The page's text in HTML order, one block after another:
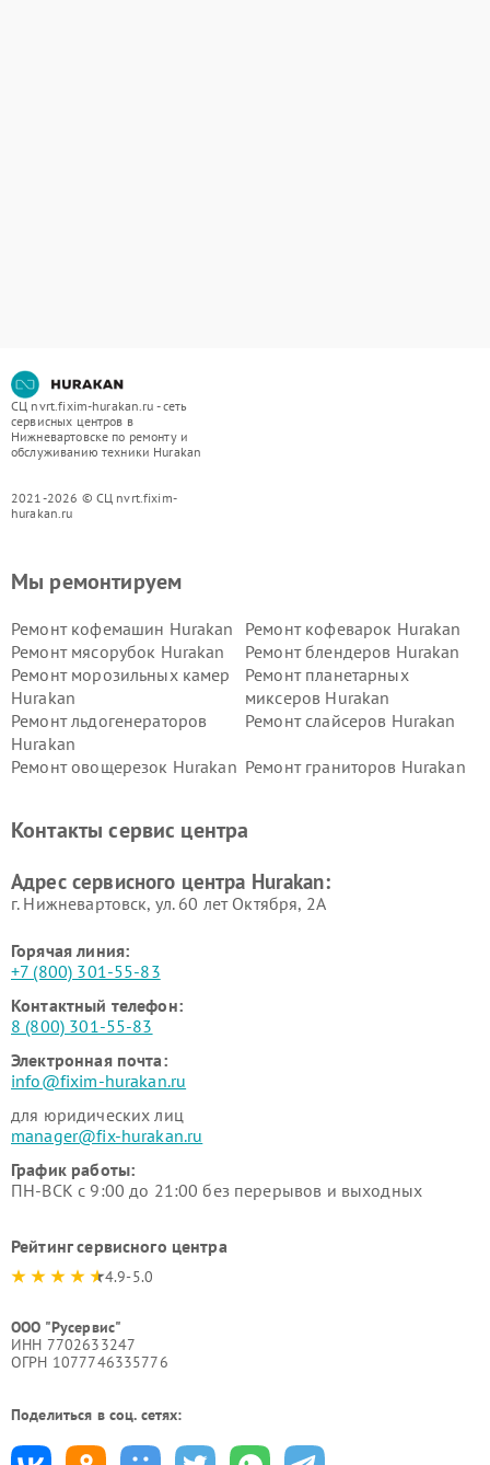
СЦ nvrt.fixim-hurakan.ru - сеть
сервисных центров в
Нижневартовске по ремонту и
обслуживанию техники Hurakan
2021-2026 © СЦ nvrt.fixim-
hurakan.ru
Мы ремонтируем
Ремонт кофемашин Hurakan
Ремонт кофеварок Hurakan
Ремонт мясорубок Hurakan
Ремонт блендеров Hurakan
Ремонт морозильных камер
Hurakan
Ремонт планетарных
миксеров Hurakan
Ремонт льдогенераторов
Hurakan
Ремонт слайсеров Hurakan
Ремонт овощерезок Hurakan Ремонт граниторов Hurakan
Hurakan
Контакты сервис центра
Адрес сервисного центра Hurakan:
г. Нижневартовск, ул. 60 лет Октября, 2А
Горячая линия:
+7 (800) 301-55-83
Контактный телефон:
8 (800) 301-55-83
Электронная почта:
info@fixim-hurakan.ru
для юридических лиц
manager@fix-hurakan.ru
График работы:
ПН-ВСК с 9:00 до 21:00 без перерывов и выходных
Рейтинг сервисного центра
4.9-5.0
ООО "Русервис"
ИНН 7702633247
ОГРН 1077746335776
Поделиться в соц. сетях: